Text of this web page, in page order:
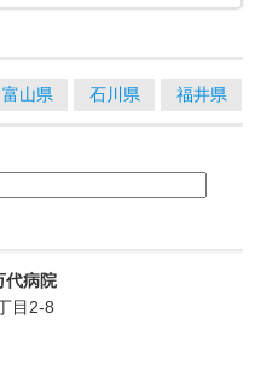
富山県 石川県 福井県
代病院
目2-8